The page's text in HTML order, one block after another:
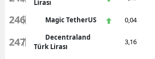
Lirası
246 Magic TetherUS 0,04
247
Decentraland
Türk Lirası
3,16